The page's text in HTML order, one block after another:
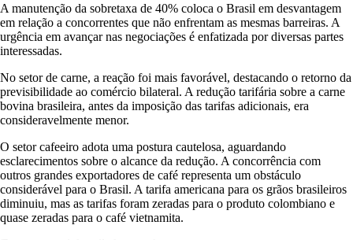
A manutenção da sobretaxa de 40% coloca o Brasil em desvantagem
em relação a concorrentes que não enfrentam as mesmas barreiras. A
urgência em avançar nas negociações é enfatizada por diversas partes
interessadas.
No setor de carne, a reação foi mais favorável, destacando o retorno da
previsibilidade ao comércio bilateral. A redução tarifária sobre a carne
bovina brasileira, antes da imposição das tarifas adicionais, era
consideravelmente menor.
O setor cafeeiro adota uma postura cautelosa, aguardando
esclarecimentos sobre o alcance da redução. A concorrência com
outros grandes exportadores de café representa um obstáculo
considerável para o Brasil. A tarifa americana para os grãos brasileiros
diminuiu, mas as tarifas foram zeradas para o produto colombiano e
quase zeradas para o café vietnamita.